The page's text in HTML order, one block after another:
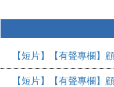
【短片】【有聲專欄】
【短片】【有聲專欄】